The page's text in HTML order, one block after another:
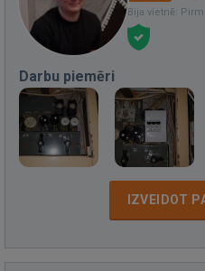
Bija vietnē:
Darbu piemēri
IZVEIDOT